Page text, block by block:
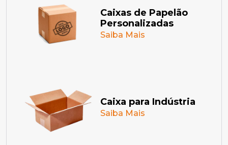
Caixas de Papelão
Personalizadas
Saiba Mais
Caixa para Indústria
Saiba Mais